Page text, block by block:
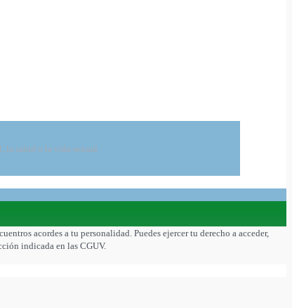
la salud o la vida sexual
acordes a tu personalidad. Puedes ejercer tu derecho a acceder,
indicada en las CGUV.